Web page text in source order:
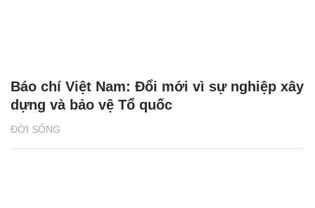
ĐỜI SỐNG
Báo chí Việt Nam: Đổi mới vì sự nghiệp xây
dựng và bảo vệ Tổ quốc